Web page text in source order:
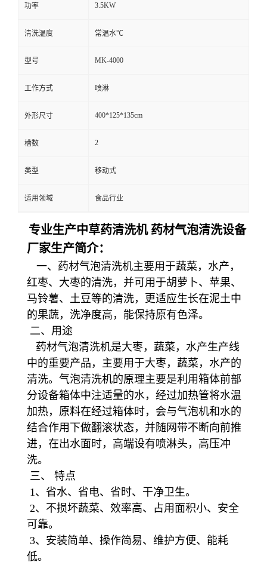
功率 3.5KW
清洗温度 常温水℃
型号 MK-4000
工作方式 喷淋
外形尺寸 400*125*135cm
槽数 2
类型 移动式
适用领域 食品行业
专业生产中草药清洗机 药材气泡清洗设备
厂家生产简介：
一、药材气泡清洗机主要用于蔬菜，水产，
红枣、大枣的清洗，并可用于胡萝卜、苹果、
马铃薯、土豆等的清洗，更适应生长在泥土中
的果蔬，洗净度高，能保持原有色泽。
二、用途
药材气泡清洗机是大枣，蔬菜，水产生产线
中的重要产品，主要用于大枣，蔬菜，水产的
清洗。气泡清洗机的原理主要是利用箱体前部
分设备箱体中注适量的水，经过加热管将水温
加热，原料在经过箱体时，会与气泡机和水的
结合作用下做翻滚状态，并随网带不断向前推
进，在出水面时，高端设有喷淋头，高压冲
洗。
三、 特点
1、省水、省电、省时、干净卫生。
2、不损坏蔬菜、效率高、占用面积小、安全
可靠。
3、安装简单、操作简易、维护方便、能耗
低。